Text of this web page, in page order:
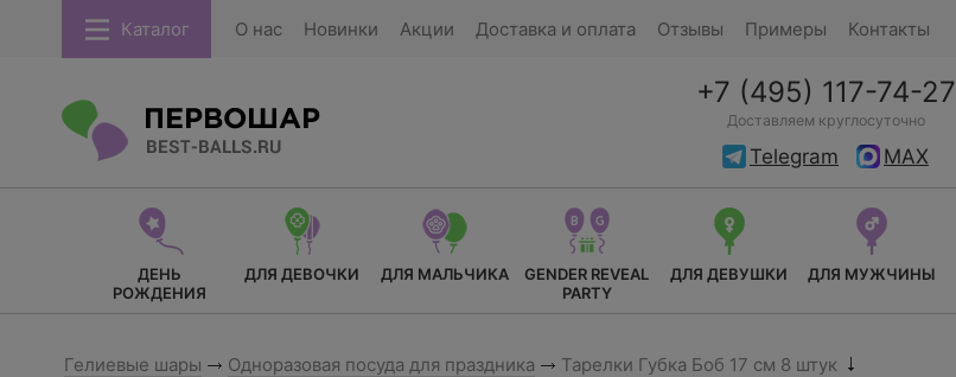
Каталог О нас Новинки Акции Доставка и оплата Отзывы Примеры Контакты
+7 (495) 117-74-27
Доставляем круглосуточно
Telegram MAX
ДЕНЬ
РОЖДЕНИЯ
ДЛЯ ДЕВОЧКИ ДЛЯ МАЛЬЧИКА
GENDER REVEAL
PARTY
ДЛЯ ДЕВУШКИ ДЛЯ МУЖЧИНЫ
Гелиевые шары Одноразовая посуда для праздника Тарелки Губка Боб 17 см 8 штук